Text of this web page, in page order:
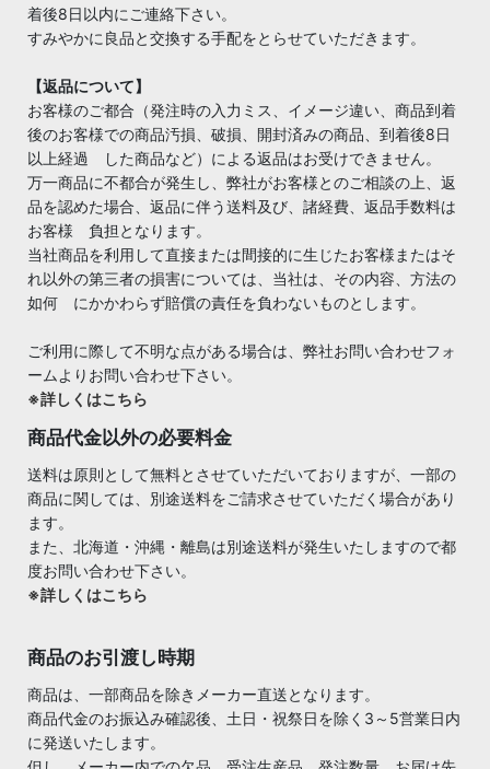
着後8日以内にご連絡下さい。
すみやかに良品と交換する手配をとらせていただきます。
【返品について】
お客様のご都合（発注時の入力ミス、イメージ違い、商品到着
後のお客様での商品汚損、破損、開封済みの商品、到着後8日
以上経過 した商品など）による返品はお受けできません。
万一商品に不都合が発生し、弊社がお客様とのご相談の上、返
品を認めた場合、返品に伴う送料及び、諸経費、返品手数料は
お客様 負担となります。
当社商品を利用して直接または間接的に生じたお客様またはそ
れ以外の第三者の損害については、当社は、その内容、方法の
如何 にかかわらず賠償の責任を負わないものとします。
ご利用に際して不明な点がある場合は、弊社お問い合わせフォ
ームよりお問い合わせ下さい。
※詳しくはこちら
商品代金以外の必要料金
送料は原則として無料とさせていただいておりますが、一部の
商品に関しては、別途送料をご請求させていただく場合があり
ます。
また、北海道・沖縄・離島は別途送料が発生いたしますので都
度お問い合わせ下さい。
※詳しくはこちら
商品のお引渡し時期
商品は、一部商品を除きメーカー直送となります。
商品代金のお振込み確認後、土日・祝祭日を除く3～5営業日内
に発送いたします。